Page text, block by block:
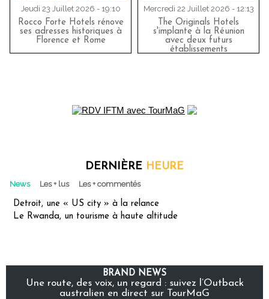
Jeudi 23 Juillet 2026 - 19:10
Rocco Forte Hotels rénove
ses adresses historiques à
Florence et Rome
Mercredi 22 Juillet 2026 - 12:13
The Originals Hotels
s'implante à la Réunion
avec deux futurs
établissements
DERNIÈRE HEURE
News Les + lus Les + commentés
Detroit, une « US city » à la relance
Le Rwanda, un tourisme à haute altitude
BRAND NEWS
Une route, des voix, un regard : suivez l’Outback
australien en direct sur TourMaG